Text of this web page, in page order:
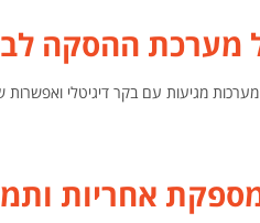
מערכת ההסקה
מגיעות עם בקר דיגיטלי ואפשרות
אחריות